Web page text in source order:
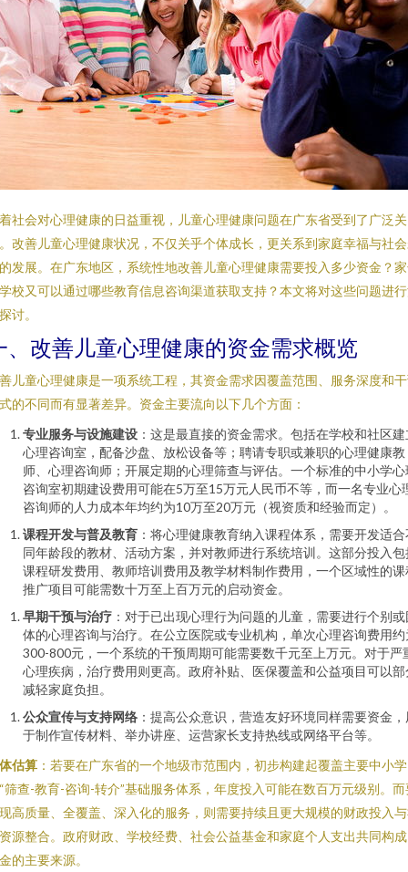
社会对心理健康的日益重视，儿童心理健康问题在广东省受到了广泛关
改善儿童心理健康状况，不仅关乎个体成长，更关系到家庭幸福与社
发展。在广东地区，系统性地改善儿童心理健康需要投入多少资金？
校又可以通过哪些教育信息咨询渠道获取支持？本文将对这些问题进
讨。
、改善儿童心理健康的资金需求概览
儿童心理健康是一项系统工程，其资金需求因覆盖范围、服务深度和
的不同而有显著差异。资金主要流向以下几个方面：
专业服务与设施建设 ：这是最直接的资金需求。包括在学校和社区
心理咨询室，配备沙盘、放松设备等；聘请专职或兼职的心理健康教
师、心理咨询师；开展定期的心理筛查与评估。一个标准的中小学心
咨询室初期建设费用可能在5万至15万元人民币不等，而一名专业心
咨询师的人力成本年均约为10万至20万元（视资质和经验而定）。
课程开发与普及教育 ：将心理健康教育纳入课程体系，需要开发适
同年龄段的教材、活动方案，并对教师进行系统培训。这部分投入包
课程研发费用、教师培训费用及教学材料制作费用，一个区域性的课
推广项目可能需数十万至上百万元的启动资金。
早期干预与治疗 ：对于已出现心理行为问题的儿童，需要进行个别或
体的心理咨询与治疗。在公立医院或专业机构，单次心理咨询费用约
300-800元，一个系统的干预周期可能需要数千元至上万元。对于严
心理疾病，治疗费用则更高。政府补贴、医保覆盖和公益项目可以部
减轻家庭负担。
公众宣传与支持网络 ：提高公众意识，营造友好环境同样需要资金
于制作宣传材料、举办讲座、运营家长支持热线或网络平台等。
估算 ：若要在广东省的一个地级市范围内，初步构建起覆盖主要中小学
筛查-教育-咨询-转介”基础服务体系，年度投入可能在数百万元级别。而
高质量、全覆盖、深入化的服务，则需要持续且更大规模的财政投入
源整合。政府财政、学校经费、社会公益基金和家庭个人支出共同构
的主要来源。